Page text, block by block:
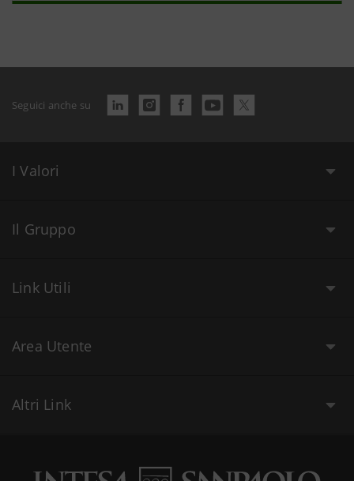
Seguici anche su
I Valori
Il Gruppo
Link Utili
Area Utente
Altri Link